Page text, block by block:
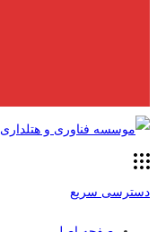
دسترسی سریع